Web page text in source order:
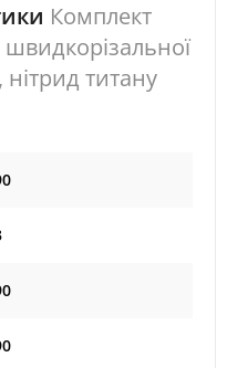
Комплект
швидкорізальної
титану